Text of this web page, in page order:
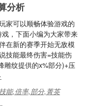
分析
家可以顺畅体验游戏的
，下面小编为大家带来
在新的赛季开始无敌模
技能最终伤害=技能伤
雕纹提供的x%部分)+压
能,倍率,部分,菁英